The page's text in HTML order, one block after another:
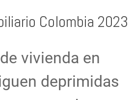
Colombia 2023
vivienda en
deprimidas